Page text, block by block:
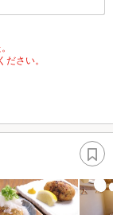
さい。